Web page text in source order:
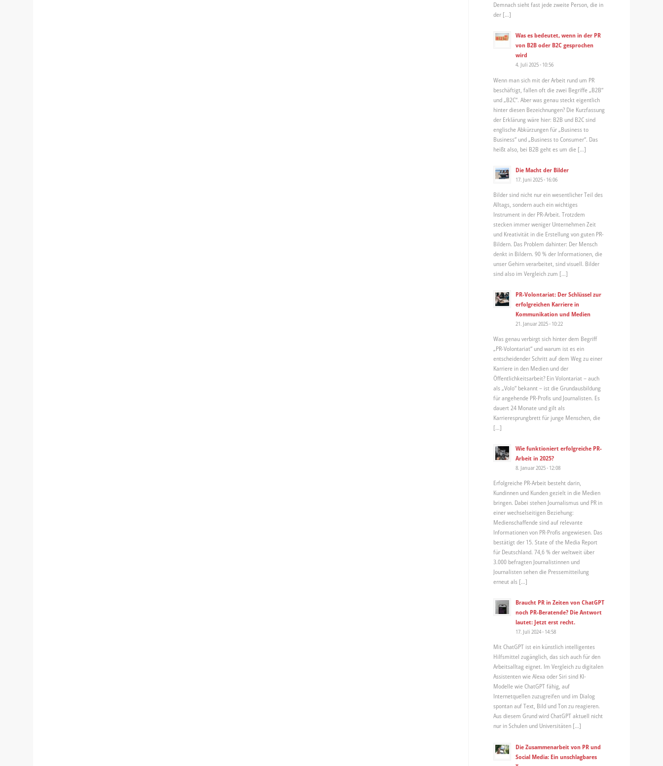
Demnach sieht fast jede zweite Person, die in
der […]
Was es bedeutet, wenn in der PR
von B2B oder B2C gesprochen
wird
4. Juli 2025 - 10:56
Wenn man sich mit der Arbeit rund um PR
beschäftigt, fallen oft die zwei Begriffe „B2B“
und „B2C“. Aber was genau steckt eigentlich
hinter diesen Bezeichnungen? Die Kurzfassung
der Erklärung wäre hier: B2B und B2C sind
englische Abkürzungen für „Business to
Business“ und „Business to Consumer“. Das
heißt also, bei B2B geht es um die […]
Die Macht der Bilder
17. Juni 2025 - 16:06
Bilder sind nicht nur ein wesentlicher Teil des
Alltags, sondern auch ein wichtiges
Instrument in der PR-Arbeit. Trotzdem
stecken immer weniger Unternehmen Zeit
und Kreativität in die Erstellung von guten PR-
Bildern. Das Problem dahinter: Der Mensch
denkt in Bildern. 90 % der Informationen, die
unser Gehirn verarbeitet, sind visuell. Bilder
sind also im Vergleich zum […]
PR-Volontariat: Der Schlüssel zur
erfolgreichen Karriere in
Kommunikation und Medien
21. Januar 2025 - 10:22
Was genau verbirgt sich hinter dem Begriff
„PR-Volontariat“ und warum ist es ein
entscheidender Schritt auf dem Weg zu einer
Karriere in den Medien und der
Öffentlichkeitsarbeit? Ein Volontariat – auch
als „Volo“ bekannt – ist die Grundausbildung
für angehende PR-Profis und Journalisten. Es
dauert 24 Monate und gilt als
Karrieresprungbrett für junge Menschen, die
[…]
Wie funktioniert erfolgreiche PR-
Arbeit in 2025?
8. Januar 2025 - 12:08
Erfolgreiche PR-Arbeit besteht darin,
Kundinnen und Kunden gezielt in die Medien
bringen. Dabei stehen Journalismus und PR in
einer wechselseitigen Beziehung:
Medienschaffende sind auf relevante
Informationen von PR-Profis angewiesen. Das
bestätigt der 15. State of the Media Report
für Deutschland. 74,6 % der weltweit über
3.000 befragten Journalistinnen und
Journalisten sehen die Pressemitteilung
erneut als […]
Braucht PR in Zeiten von ChatGPT
noch PR-Beratende? Die Antwort
lautet: Jetzt erst recht.
17. Juli 2024 - 14:58
Mit ChatGPT ist ein künstlich intelligentes
Hilfsmittel zugänglich, das sich auch für den
Arbeitsalltag eignet. Im Vergleich zu digitalen
Assistenten wie Alexa oder Siri sind KI-
Modelle wie ChatGPT fähig, auf
Internetquellen zuzugreifen und im Dialog
spontan auf Text, Bild und Ton zu reagieren.
Aus diesem Grund wird ChatGPT aktuell nicht
nur in Schulen und Universitäten […]
Die Zusammenarbeit von PR und
Social Media: Ein unschlagbares